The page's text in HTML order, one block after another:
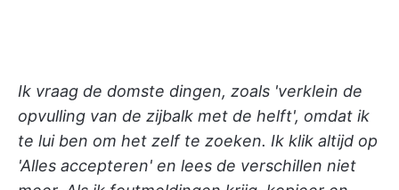
Ik vraag de domste dingen, zoals 'verklein de
opvulling van de zijbalk met de helft', omdat ik
te lui ben om het zelf te zoeken. Ik klik altijd op
'Alles accepteren' en lees de verschillen niet